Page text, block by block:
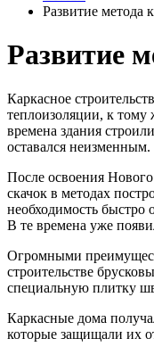
Развитие метода
Развитие
Каркасное
теплоизоляции, к тому
времена здания
оставался неизменным.
После освоения
скачок в методах
необходимость быстро
В те времена уже
Огромными
строительстве
специальную плитку
Каркасные дома
которые защищали их